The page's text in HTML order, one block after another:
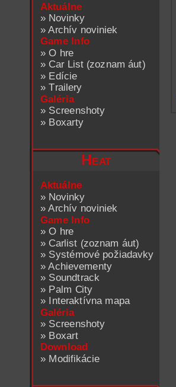
Aktuálne
» Novinky
»Archív noviniek
Game Info
»O hre
» Car List (zoznam áut)
» Edície
»Trailery
Galéria
» Screenshoty
» Boxarty
Heat
Aktuálne
» Novinky
»Archív noviniek
Game Info
»O hre
» Carlist (zoznam áut)
» Systémové požiadavky
»Achievementy
» Soundtrack
» Palm City
» Interaktívna mapa
Galéria
» Screenshoty
» Boxart
Download
» Modifikácie